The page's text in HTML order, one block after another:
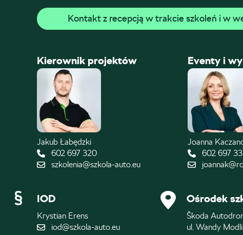
Kontakt z recepcją w trakcie szkoleń i w
Kierownik projektów
Jakub Łabędzki
602 697 320
szkolenia@szkola-auto.eu
Eventy i
Joanna
602 697
IOD
Krystian Erens
iod@szkola-auto.eu
Ośrodek
Škoda
ul. Wandy